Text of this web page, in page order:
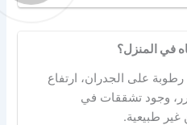
في المنزل؟
على الجدران، ارتفاع
وجود تشققات في
غير طبيعية.